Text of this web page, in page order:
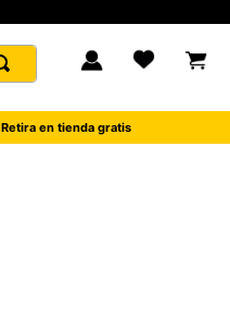
Retira en tienda gratis